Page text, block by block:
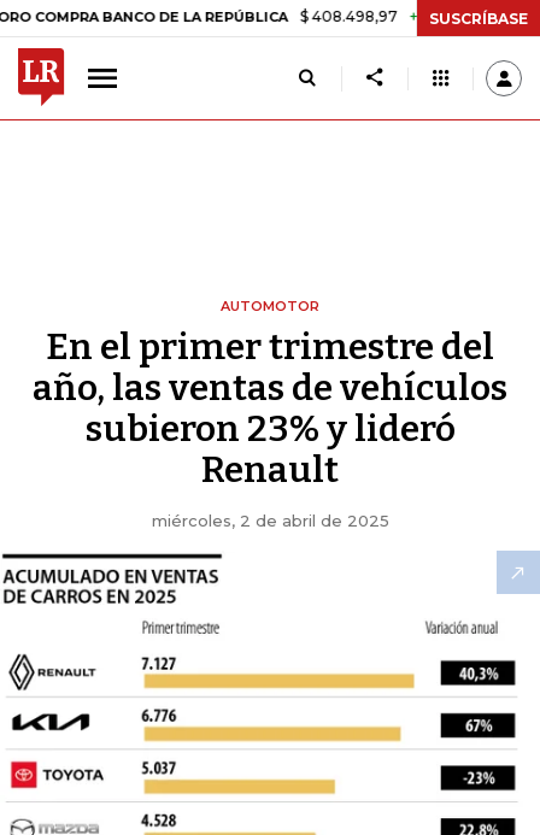
BANCO DE LA REPÚBLICA $ 408.498,97 +$ 8.753,81 +2,19%
SUSCRÍBASE
AUTOMOTOR
En el primer trimestre del
año, las ventas de vehículos
subieron 23% y lideró
Renault
miércoles, 2 de abril de 2025